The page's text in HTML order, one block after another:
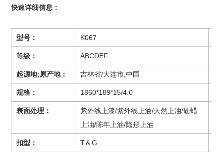
快速详细信息：
型号： K067
等级： ABCDEF
起源地;原产地： 吉林省/大连市,中国
规格： 1860*189*15/4.0
表面处理：
紫外线上漆/紫外线上油/天然上油/硬蜡
上油/陈年上油/隐形上油
扣型： T＆G